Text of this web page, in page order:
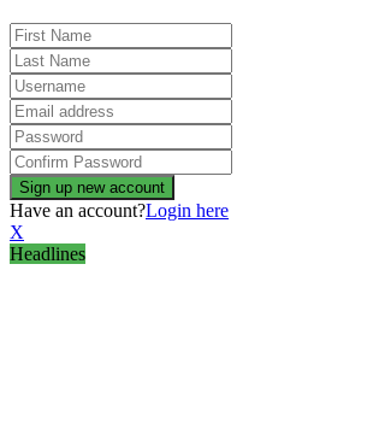
Have an account?Login here
X
Headlines